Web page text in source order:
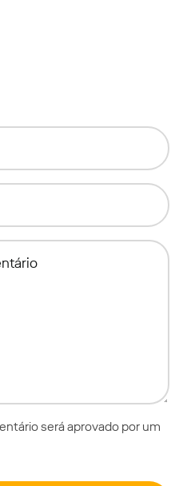
será aprovado por um